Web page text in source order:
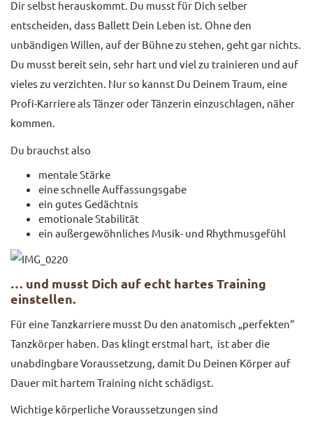
Dir selbst herauskommt. Du musst für Dich selber
entscheiden, dass Ballett Dein Leben ist. Ohne den
unbändigen Willen, auf der Bühne zu stehen, geht gar nichts.
Du musst bereit sein, sehr hart und viel zu trainieren und auf
vieles zu verzichten. Nur so kannst Du Deinem Traum, eine
Profi-Karriere als Tänzer oder Tänzerin einzuschlagen, näher
kommen.
Du brauchst also
mentale Stärke
eine schnelle Auffassungsgabe
ein gutes Gedächtnis
emotionale Stabilität
ein außergewöhnliches Musik- und Rhythmusgefühl
… und musst Dich auf echt hartes Training
einstellen.
Für eine Tanzkarriere musst Du den anatomisch „perfekten“
Tanzkörper haben. Das klingt erstmal hart, ist aber die
unabdingbare Voraussetzung, damit Du Deinen Körper auf
Dauer mit hartem Training nicht schädigst.
Wichtige körperliche Voraussetzungen sind